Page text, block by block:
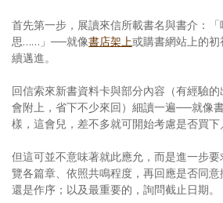
首先第一步，展讀來信所載書名與書介：
思……」──就像書店架上或購書網站上的
續邁進。
回信索來新書資料卡與部分內容（有經驗
會附上，省下不少來回）細讀一遍──就像
樣，這會兒，差不多就可開始考慮是否買
但這可並不意味著就此應允，而是進一步
覽各篇章、依照共鳴程度，再回應是否同
還是作序；以及最重要的，詢問截止日期。